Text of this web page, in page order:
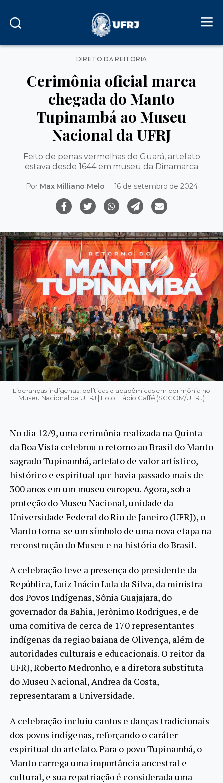
Categorias
DIRETO DA REITORIA
Cerimônia oficial marca
chegada do Manto
Tupinambá ao Museu
Nacional da UFRJ
Feito de penas vermelhas de Guará, artefato
estava desde 1644 em museu da Dinamarca
Por Max Milliano Melo 16 de setembro de 2024
Lideranças indígenas, políticas e acadêmicas em cerimônia no
Museu Nacional da UFRJ | Foto: Fábio Caffé (SGCOM/UFRJ)
No dia 12/9, uma cerimônia realizada na Quinta
da Boa Vista celebrou o retorno ao Brasil do Manto
sagrado Tupinambá, artefato de valor artístico,
histórico e espiritual que havia passado mais de
300 anos em um museu europeu. Agora, sob a
proteção do Museu Nacional, unidade da
Universidade Federal do Rio de Janeiro (UFRJ), o
Manto torna-se um símbolo de uma nova etapa na
reconstrução do Museu e na história do Brasil.
A celebração teve a presença do presidente da
República, Luiz Inácio Lula da Silva, da ministra
dos Povos Indígenas, Sônia Guajajara, do
governador da Bahia, Jerônimo Rodrigues, e de
uma comitiva de cerca de 170 representantes
indígenas da região baiana de Olivença, além de
autoridades culturais e educacionais. O reitor da
UFRJ, Roberto Medronho, e a diretora substituta
do Museu Nacional, Andrea da Costa,
representaram a Universidade.
A celebração incluiu cantos e danças tradicionais
dos povos indígenas, reforçando o caráter
espiritual do artefato. Para o povo Tupinambá, o
Manto carrega uma importância ancestral e
cultural, e sua repatriação é considerada uma